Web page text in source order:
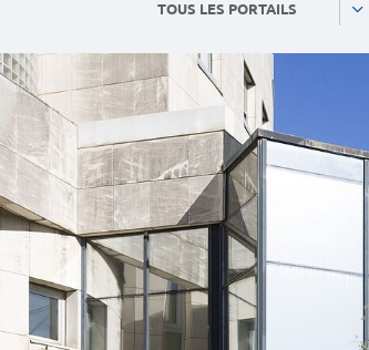
TOUS LES PORTAILS